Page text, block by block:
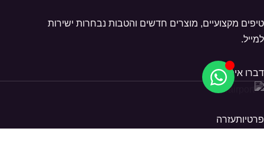
טיפים מקצועיים, מוצרים חדשים והטבות נבחרות ישירות
למייל.
דברו איתנו
פרטיותעזרה